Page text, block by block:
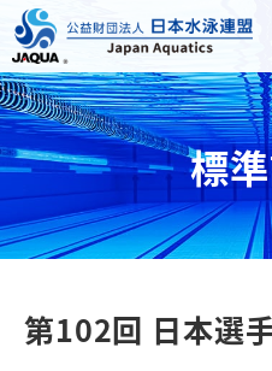
標
第102回 日本選